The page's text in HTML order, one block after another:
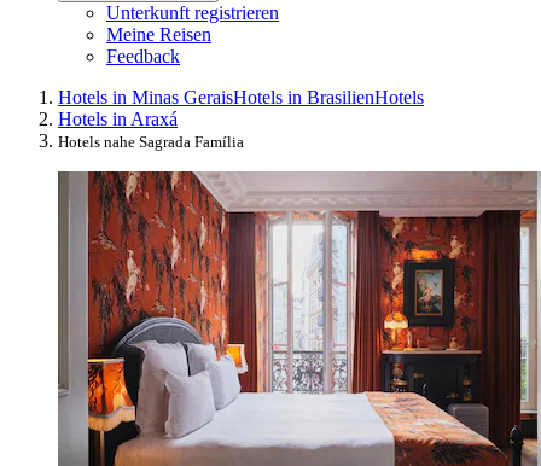
Unterkunft registrieren
Meine Reisen
Feedback
Hotels in Minas GeraisHotels in BrasilienHotels
Hotels in Araxá
Hotels nahe Sagrada Família